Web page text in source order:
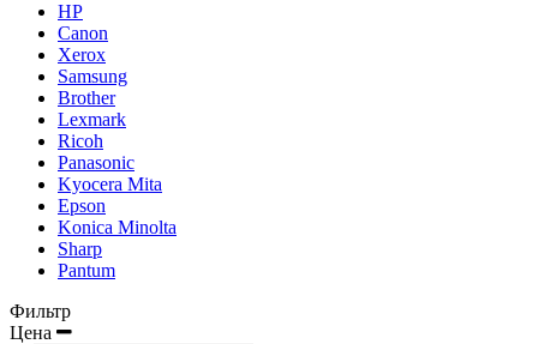
HP
Canon
Xerox
Samsung
Brother
Lexmark
Ricoh
Panasonic
Kyocera Mita
Epson
Konica Minolta
Sharp
Pantum
Фильтр
Цена